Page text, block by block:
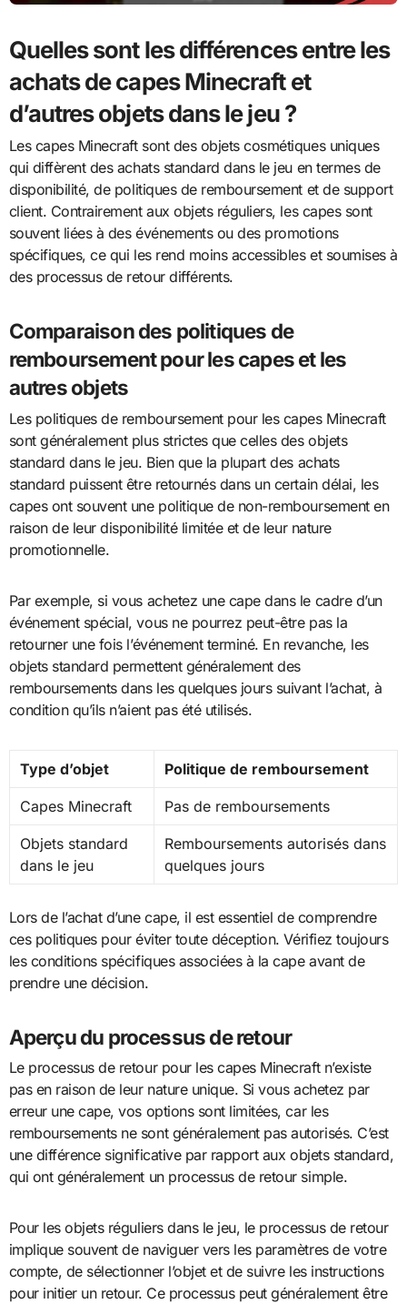
Quelles sont les différences entre les
achats de capes Minecraft et
d’autres objets dans le jeu ?
Les capes Minecraft sont des objets cosmétiques uniques
qui diffèrent des achats standard dans le jeu en termes de
disponibilité, de politiques de remboursement et de support
client. Contrairement aux objets réguliers, les capes sont
souvent liées à des événements ou des promotions
spécifiques, ce qui les rend moins accessibles et soumises à
des processus de retour différents.
Comparaison des politiques de
remboursement pour les capes et les
autres objets
Les politiques de remboursement pour les capes Minecraft
sont généralement plus strictes que celles des objets
standard dans le jeu. Bien que la plupart des achats
standard puissent être retournés dans un certain délai, les
capes ont souvent une politique de non-remboursement en
raison de leur disponibilité limitée et de leur nature
promotionnelle.
Par exemple, si vous achetez une cape dans le cadre d’un
événement spécial, vous ne pourrez peut-être pas la
retourner une fois l’événement terminé. En revanche, les
objets standard permettent généralement des
remboursements dans les quelques jours suivant l’achat, à
condition qu’ils n’aient pas été utilisés.
Type d’objet Politique de remboursement
Capes Minecraft Pas de remboursements
Objets standard
dans le jeu
Remboursements autorisés dans
quelques jours
Lors de l’achat d’une cape, il est essentiel de comprendre
ces politiques pour éviter toute déception. Vérifiez toujours
les conditions spécifiques associées à la cape avant de
prendre une décision.
Aperçu du processus de retour
Le processus de retour pour les capes Minecraft n’existe
pas en raison de leur nature unique. Si vous achetez par
erreur une cape, vos options sont limitées, car les
remboursements ne sont généralement pas autorisés. C’est
une différence significative par rapport aux objets standard,
qui ont généralement un processus de retour simple.
Pour les objets réguliers dans le jeu, le processus de retour
implique souvent de naviguer vers les paramètres de votre
compte, de sélectionner l’objet et de suivre les instructions
pour initier un retour. Ce processus peut généralement être